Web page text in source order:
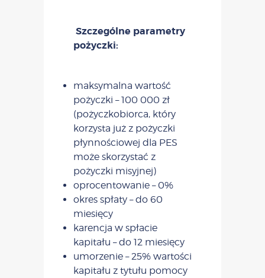
Szczególne parametry
pożyczki:
maksymalna wartość
pożyczki – 100 000 zł
(pożyczkobiorca, który
korzysta już z pożyczki
płynnościowej dla PES
może skorzystać z
pożyczki misyjnej)
oprocentowanie – 0%
okres spłaty – do 60
miesięcy
karencja w spłacie
kapitału – do 12 miesięcy
umorzenie – 25% wartości
kapitału z tytułu pomocy